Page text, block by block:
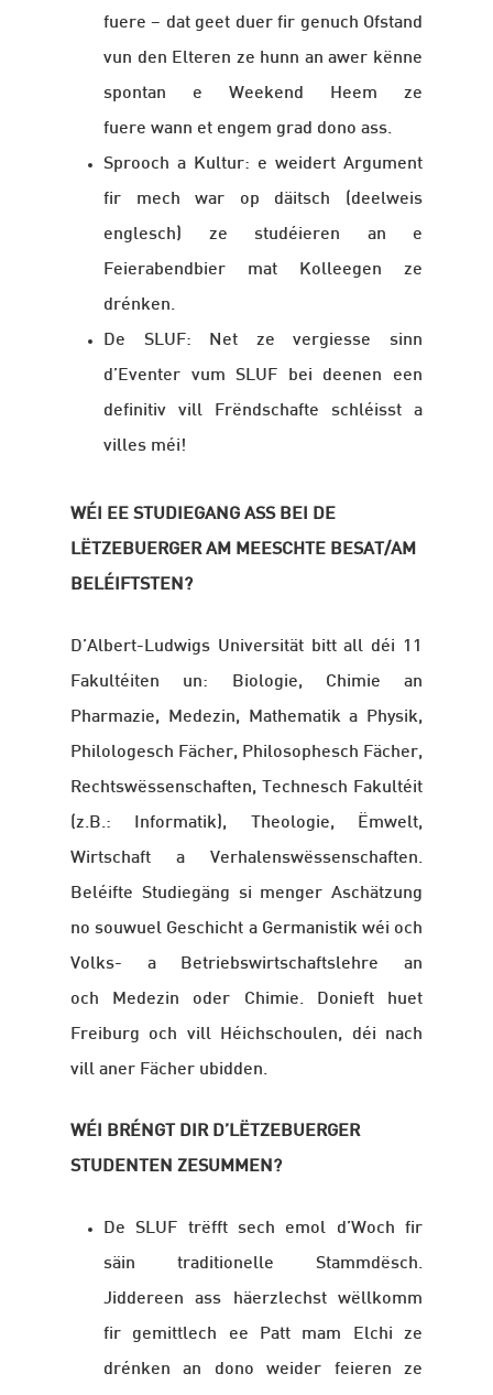
fuere – dat geet duer fir genuch Ofstand
vun den Elteren ze hunn an awer kënne
spontan e Weekend Heem ze
fuere wann et engem grad dono ass.
Sprooch a Kultur: e weidert Argument
fir mech war op däitsch (deelweis
englesch) ze studéieren an e
Feierabendbier mat Kolleegen ze
drénken.
De SLUF: Net ze vergiesse sinn
d’Eventer vum SLUF bei deenen een
definitiv vill Frëndschafte schléisst a
villes méi!
WÉI EE STUDIEGANG ASS BEI DE
LËTZEBUERGER AM MEESCHTE BESAT/AM
BELÉIFTSTEN?
D’Albert-Ludwigs Universität bitt all déi 11
Fakultéiten un: Biologie, Chimie an
Pharmazie, Medezin, Mathematik a Physik,
Philologesch Fächer, Philosophesch Fächer,
Rechtswëssenschaften, Technesch Fakultéit
(z.B.: Informatik), Theologie, Ëmwelt,
Wirtschaft a Verhalenswëssenschaften.
Beléifte Studiegäng si menger Aschätzung
no souwuel Geschicht a Germanistik wéi och
Volks- a Betriebswirtschaftslehre an
och Medezin oder Chimie. Donieft huet
Freiburg och vill Héichschoulen, déi nach
vill aner Fächer ubidden.
WÉI BRÉNGT DIR D’LËTZEBUERGER
STUDENTEN ZESUMMEN?
De SLUF trëfft sech emol d’Woch fir
säin traditionelle Stammdësch.
Jiddereen ass häerzlechst wëllkomm
fir gemittlech ee Patt mam Elchi ze
drénken an dono weider feieren ze